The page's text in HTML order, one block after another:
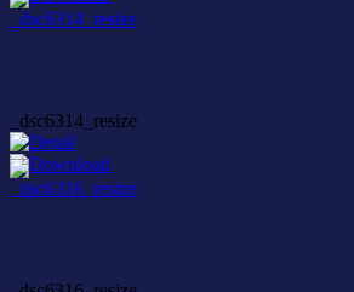
_dsc6314_resize